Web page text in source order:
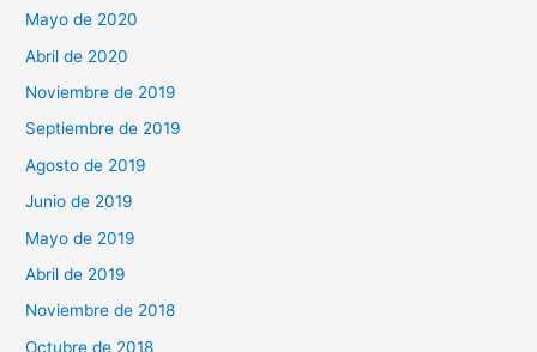
Mayo de 2020
Abril de 2020
Noviembre de 2019
Septiembre de 2019
Agosto de 2019
Junio de 2019
Mayo de 2019
Abril de 2019
Noviembre de 2018
Octubre de 2018